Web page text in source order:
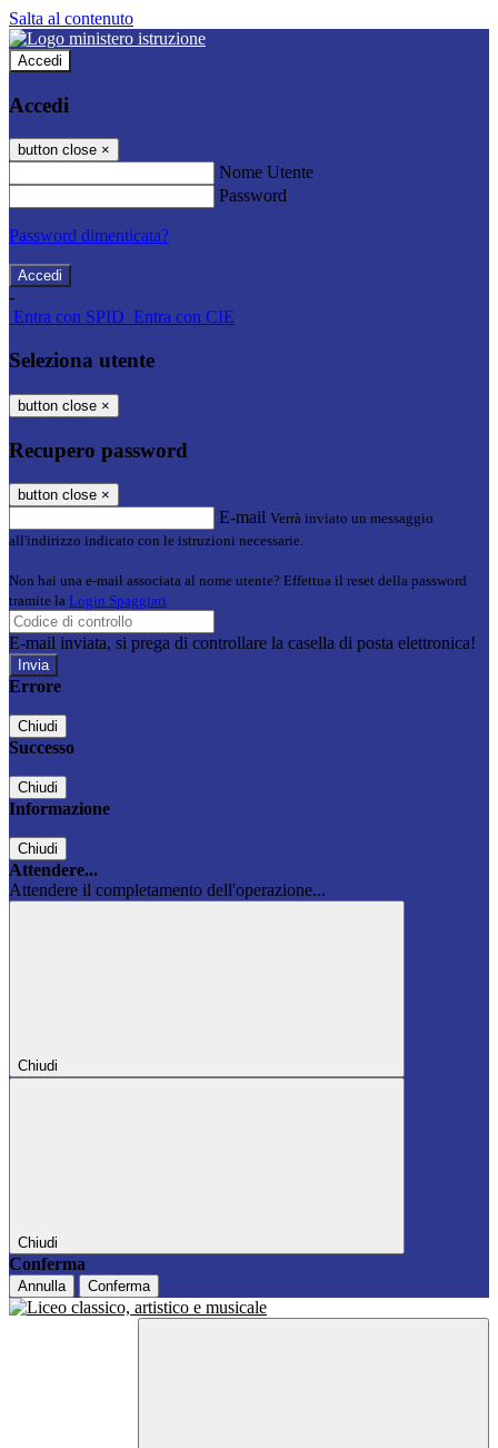
Salta al contenuto
Accedi
Accedi
button close ×
Nome Utente
Password
Password dimenticata?
-
Entra con SPID Entra con CIE
Seleziona utente
button close ×
Recupero password
button close ×
E-mail Verrà inviato un messaggio
all'indirizzo indicato con le istruzioni necessarie.
Non hai una e-mail associata al nome utente? Effettua il reset della password
tramite la Login Spaggiari
E-mail inviata, si prega di controllare la casella di posta elettronica!
Errore
Chiudi
Successo
Chiudi
Informazione
Chiudi
Attendere...
Attendere il completamento dell'operazione...
Chiudi
Chiudi
Conferma
Annulla Conferma